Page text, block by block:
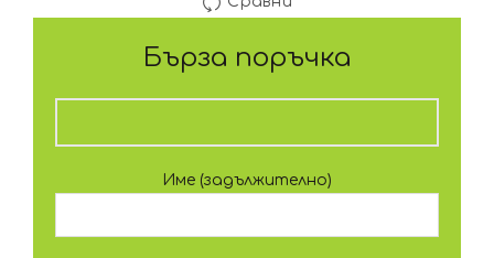
Бърза поръчка
Име (задължително)